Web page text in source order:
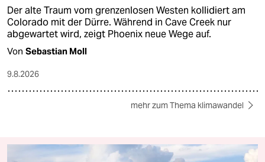
Der alte Traum vom grenzenlosen Westen kollidiert am
Colorado mit der Dürre. Während in Cave Creek nur
abgewartet wird, zeigt Phoenix neue Wege auf.
Von Sebastian Moll
9.8.2026
mehr zum Thema klimawandel